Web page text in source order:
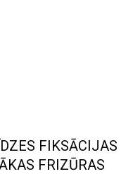
FIKSĀCIJAS
FRIZŪRAS